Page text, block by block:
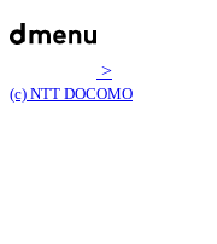
>
(c) NTT DOCOMO